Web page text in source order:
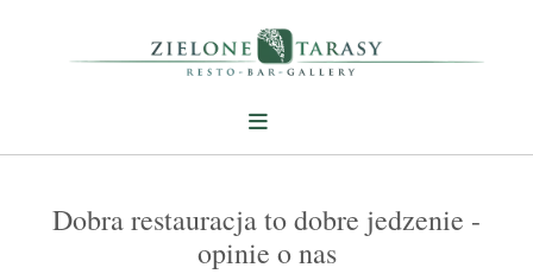
Dobra restauracja to dobre jedzenie -
opinie o nas